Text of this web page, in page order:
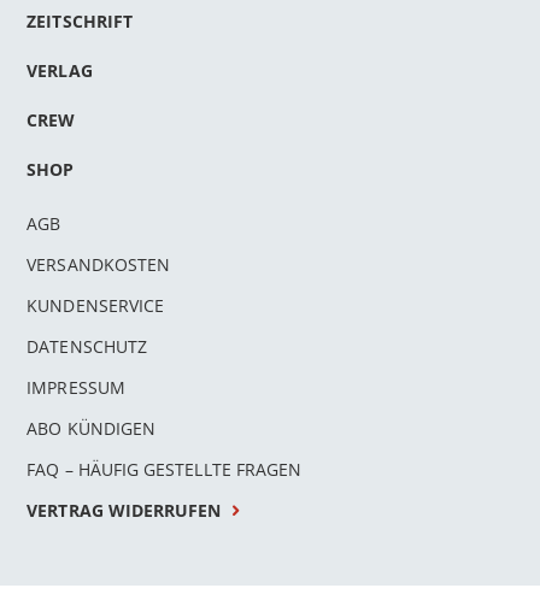
ZEITSCHRIFT
VERLAG
CREW
SHOP
AGB
VERSANDKOSTEN
KUNDENSERVICE
DATENSCHUTZ
IMPRESSUM
ABO KÜNDIGEN
FAQ – HÄUFIG GESTELLTE FRAGEN
VERTRAG WIDERRUFEN